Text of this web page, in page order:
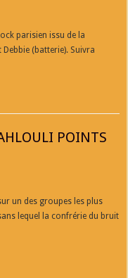
parisien issu de la
(batterie). Suivra
POINTS
un des groupes les plus
lequel la confrérie du bruit